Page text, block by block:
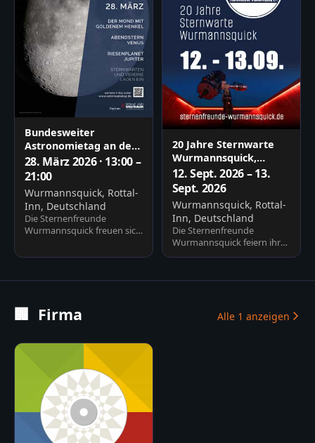
Bundesweiter
Astronomietag an der
Sternwarte
Wurmannsquick
28. März 2026 · 13:00 –
21:00
Wurmannsquick, Rottal-
Inn, Deutschland
Die Sternenfreunde
Wurmannsquick freuen sich
stellen euch den Verein, die
20 Jahre Sternwarte
Wurmannsquick,
Astronomie im Rottal
12. Sept. 2026 – 13.
Sept. 2026
Wurmannsquick, Rottal-
Inn, Deutschland
Die Sternenfreunde
Wurmannsquick feiern ihr
20-jähriges Jubiläum. Gute
Besic…
🏢 Firma Alle 1 anzeigen